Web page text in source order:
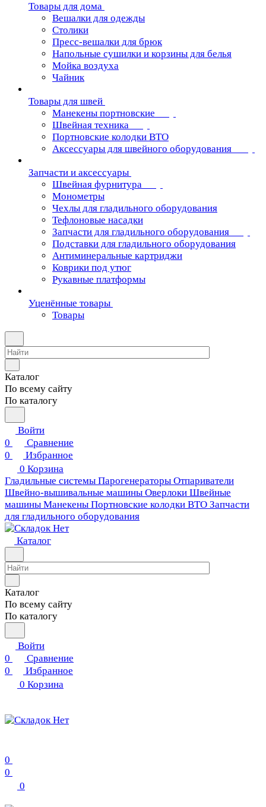
Товары для дома
Вешалки для одежды
Столики
Пресс-вешалки для брюк
Напольные сушилки и корзины для белья
Мойка воздуха
Чайник
Товары для швей
Манекены портновские
Швейная техника
Портновские колодки ВТО
Аксессуары для швейного оборудования
Запчасти и аксессуары
Швейная фурнитура
Монометры
Чехлы для гладильного оборудования
Тефлоновые насадки
Запчасти для гладильного оборудования
Подставки для гладильного оборудования
Антиминеральные картриджи
Коврики под утюг
Рукавные платформы
Уценённые товары
Товары
Каталог
По всему сайту
По каталогу
Войти
0
Сравнение
0
Избранное
0 Корзина
Гладильные системы Парогенераторы Отпариватели
Швейно-вышивальные машины Оверлоки Швейные
машины Манекены Портновские колодки ВТО Запчасти
для гладильного оборудования
Каталог
Каталог
По всему сайту
По каталогу
Войти
0
Сравнение
0
Избранное
0 Корзина
0
0
0